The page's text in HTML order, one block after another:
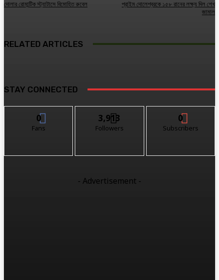
দোলার রোমান্টিক স্ট্যাটাসে বিমোহিত রুবেল
প্রাইম দোলেশ্বরকে ১৫৮ রানের লক্ষ্য দিল শেখ
জামাল
RELATED ARTICLES
STAY CONNECTED
0
Fans
3,913
Followers
0
Subscribers
- Advertisement -